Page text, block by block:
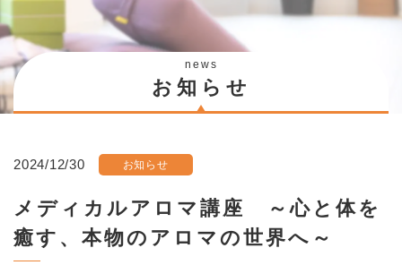
news
お知らせ
2024/12/30 お知らせ
メディカルアロマ講座 ～心と体を
癒す、本物のアロマの世界へ～